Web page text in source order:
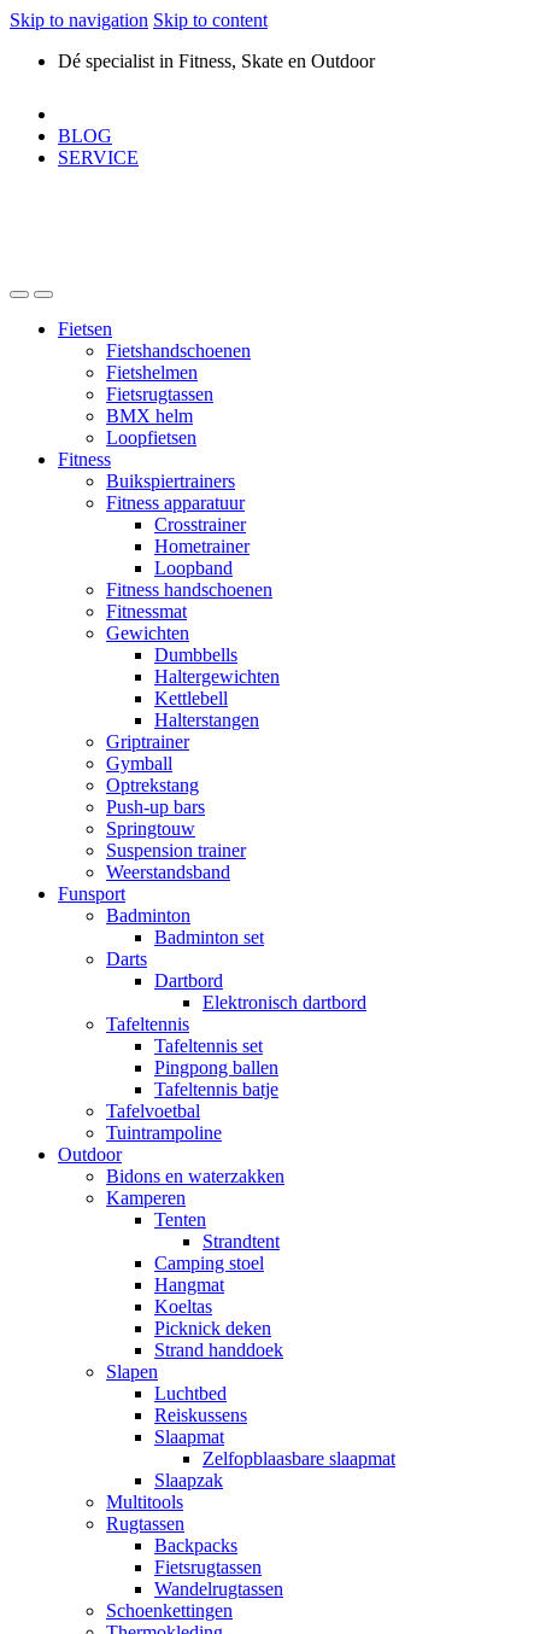
Skip to navigation Skip to content
Dé specialist in Fitness, Skate en Outdoor
BLOG
SERVICE
Fietsen
Fietshandschoenen
Fietshelmen
Fietsrugtassen
BMX helm
Loopfietsen
Fitness
Buikspiertrainers
Fitness apparatuur
Crosstrainer
Hometrainer
Loopband
Fitness handschoenen
Fitnessmat
Gewichten
Dumbbells
Haltergewichten
Kettlebell
Halterstangen
Griptrainer
Gymball
Optrekstang
Push-up bars
Springtouw
Suspension trainer
Weerstandsband
Funsport
Badminton
Badminton set
Darts
Dartbord
Elektronisch dartbord
Tafeltennis
Tafeltennis set
Pingpong ballen
Tafeltennis batje
Tafelvoetbal
Tuintrampoline
Outdoor
Bidons en waterzakken
Kamperen
Tenten
Strandtent
Camping stoel
Hangmat
Koeltas
Picknick deken
Strand handdoek
Slapen
Luchtbed
Reiskussens
Slaapmat
Zelfopblaasbare slaapmat
Slaapzak
Multitools
Rugtassen
Backpacks
Fietsrugtassen
Wandelrugtassen
Schoenkettingen